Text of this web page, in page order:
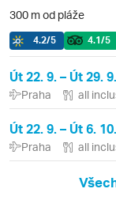
300 m od pláže
4.2/5 4.1/5
Út 22. 9. – Út 29.
Praha all
Út 22. 9. – Út 6.
Praha all